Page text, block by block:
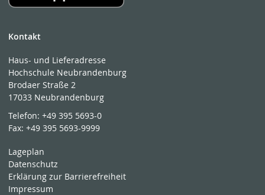
Kontakt
Haus- und Lieferadresse
Hochschule Neubrandenburg
Brodaer Straße 2
17033 Neubrandenburg
Telefon:+49 395 5693-0
Fax:+49 395 5693-9999
Lageplan
Datenschutz
Erklärung zur Barrierefreiheit
Impressum